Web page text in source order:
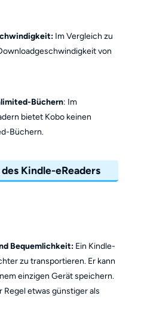
Im Vergleich zu
von
Büchern: Im
bietet Kobo keinen
Büchern.
Kindle-eReaders
Bequemlichkeit:Ein Kindle-
zu transportieren. Er kann
einzigen Gerät speichern.
Regel etwas günstiger als